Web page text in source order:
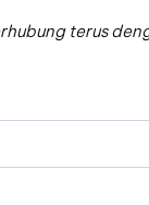
terus